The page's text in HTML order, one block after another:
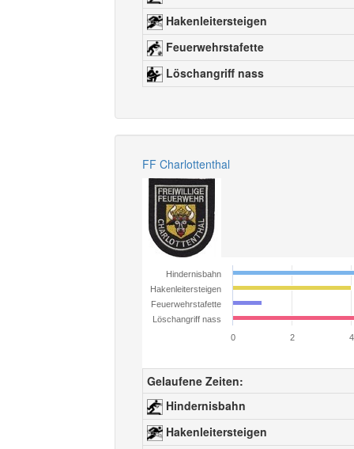
Hakenleitersteigen
Feuerwehrstafette
Löschangriff nass
FF Charlottenthal
Hindernisbahn
Hakenleitersteigen
Feuerwehrstafette
Löschangriff nass
0
2 4
Gelaufene Zeiten:
Hindernisbahn
Hakenleitersteigen